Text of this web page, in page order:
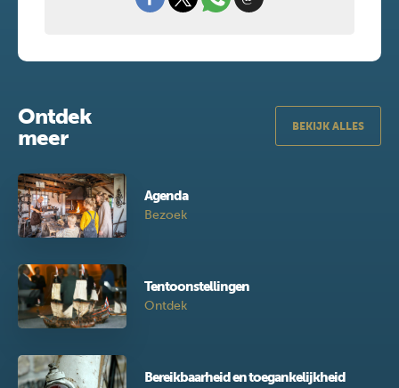
Ontdek
meer
BEKIJK ALLES
Agenda
Bezoek
Tentoonstellingen
Ontdek
Bereikbaarheid en toegankelijkheid